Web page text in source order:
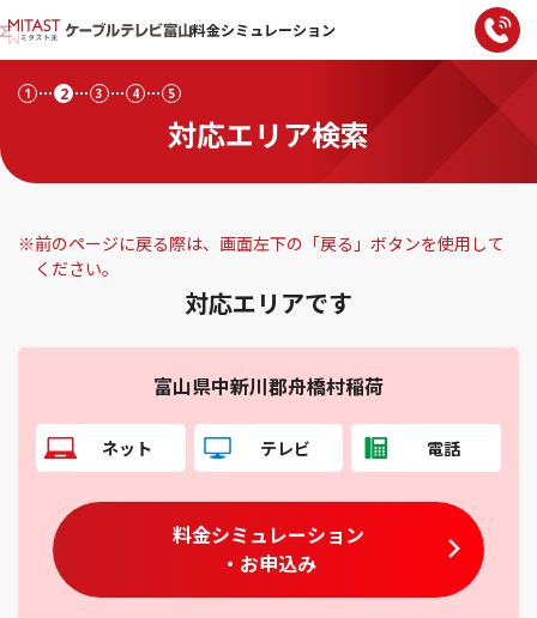
料金シミュレーション
対応エリア検索
1 2 3 4 5
※前のページに戻る際は、画面左下の「戻る」ボタンを使用して
ください。
対応エリアです
富山県中新川郡舟橋村稲荷
ネット テレビ 電話
料金シミュレーション
・お申込み